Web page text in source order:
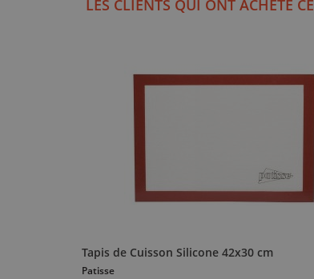
LES CLIENTS QUI ONT ACHETÉ
Tapis de Cuisson Silicone 42x30 cm
Patisse